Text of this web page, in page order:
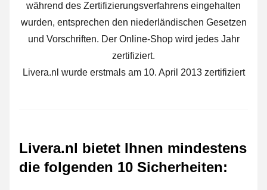
während des Zertifizierungsverfahrens eingehalten
wurden, entsprechen den niederländischen Gesetzen
und Vorschriften. Der Online-Shop wird jedes Jahr
zertifiziert.
Livera.nl wurde erstmals am 10. April 2013 zertifiziert
Livera.nl bietet Ihnen mindestens
die folgenden 10 Sicherheiten: